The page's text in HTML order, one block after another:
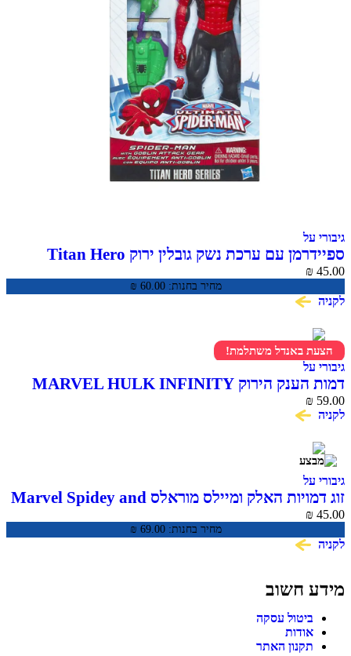
גיבורי על
ספיידרמן עם ערכת נשק גובלין ירוק Titan Hero
Series
מחיר בחנות: ₪ 60.00
₪ 45.00
לקניה
הצעת באנדל משתלמת!
גיבורי על
דמות הענק הירוק MARVEL HULK INFINITY
WAR סדרת Titan Hero
₪ 59.00
לקניה
גיבורי על
זוג דמויות האלק ומיילס מוראלס Marvel Spidey and
His Amazing Friends
מחיר בחנות: ₪ 69.00
₪ 45.00
לקניה
מידע חשוב
ביטול עסקה
אודות
תקנון האתר